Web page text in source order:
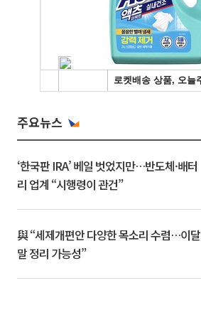
주요뉴스
‘한국판 IRA’ 베일 벗었지만…반도체·배터
리 업계 “시행령이 관건”
與 “세제개편안 다양한 목소리 수렴…이달
말 정리 가능성”